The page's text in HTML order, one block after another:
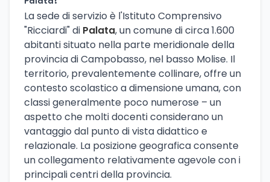
La sede di servizio è l'Istituto Comprensivo
"Ricciardi" di Palata, un comune di circa 1.600
abitanti situato nella parte meridionale della
provincia di Campobasso, nel basso Molise. Il
territorio, prevalentemente collinare, offre un
contesto scolastico a dimensione umana, con
classi generalmente poco numerose – un
aspetto che molti docenti considerano un
vantaggio dal punto di vista didattico e
relazionale. La posizione geografica consente
un collegamento relativamente agevole con i
principali centri della provincia.